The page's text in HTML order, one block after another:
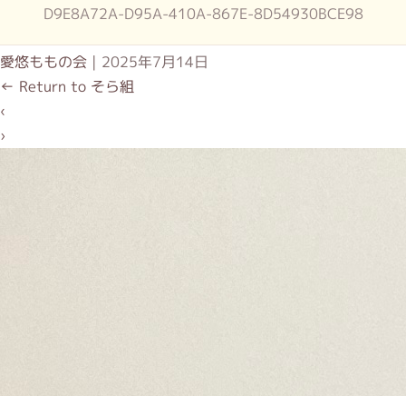
D9E8A72A-D95A-410A-867E-8D54930BCE98
愛悠ももの会 | 2025年7月14日
← Return to そら組
‹
›